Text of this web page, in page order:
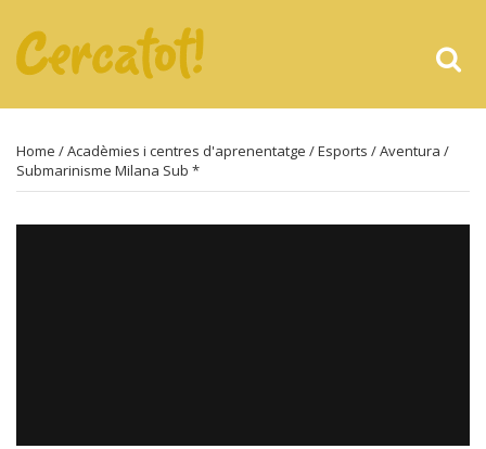
Home /Acadèmies i centres d'aprenentatge /Esports /Aventura /
Submarinisme Milana Sub *